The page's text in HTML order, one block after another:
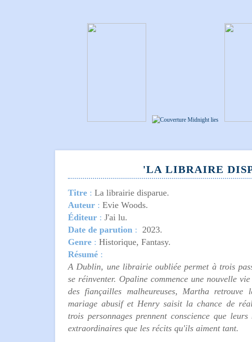
'LA LIBRAIRE
Titre : La librairie disparue.
Auteur : Evie Woods.
Éditeur : J'ai lu.
Date de parution : 2023.
Genre : Historique, Fantasy.
Résumé :
A Dublin, une librairie oubliée permet à trois
se réinventer. Opaline commence une nouvelle
des fiançailles malheureuses, Martha
mariage abusif et Henry saisit la chance de
trois personnages prennent conscience que
extraordinaires que les récits qu'ils aiment tant.